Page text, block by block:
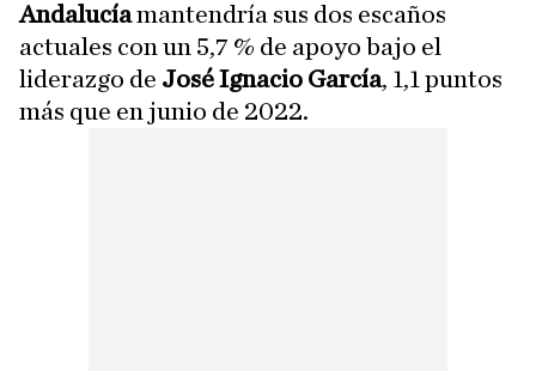
Andalucíamantendría sus dos escaños
actuales con un 5,7 % de apoyo bajo el
liderazgo de José Ignacio García, 1,1 puntos
más que en junio de 2022.